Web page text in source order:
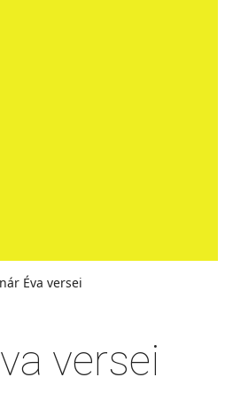
Éva versei
versei